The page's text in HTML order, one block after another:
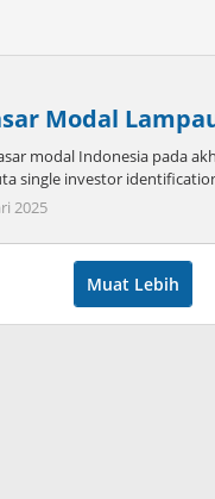
Modal
modal Indonesia pada
single investor
2025
Muat Lebih